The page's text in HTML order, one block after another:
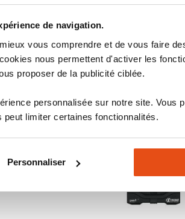
de navigation.
vous comprendre et de vous faire
nous permettent d'activer les
proposer de la publicité ciblée.
personnalisée sur notre site. Vous
limiter certaines fonctionnalités.
Personnaliser
côtés.
sans deux découpes
31 cm, 26 cm et 24,5
et anti-
et la corrosion.